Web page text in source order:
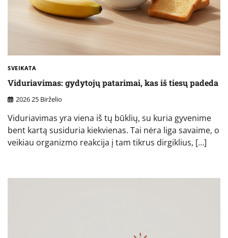
SVEIKATA
Viduriavimas: gydytojų patarimai, kas iš tiesų padeda
2026 25 Birželio
Viduriavimas yra viena iš tų būklių, su kuria gyvenime
bent kartą susiduria kiekvienas. Tai nėra liga savaime, o
veikiau organizmo reakcija į tam tikrus dirgiklius, […]